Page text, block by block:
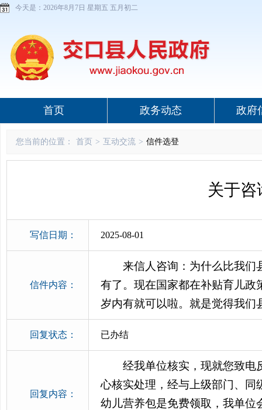
今天是： 2026年8月7日 星期五 五月初二
首页 政务动态 政府
您当前的位置： 首页 > 互动交流 > 信件选登
关于咨
写信日期： 2025-08-01
信件内容：
来信人咨询：为什么比我们
有了。现在国家都在补贴育儿政
岁内有就可以啦。就是觉得我们
回复状态： 已办结
回复内容：
经我单位核实，现就您致电
心核实处理，经与上级部门、同
幼儿营养包是免费领取，我单位